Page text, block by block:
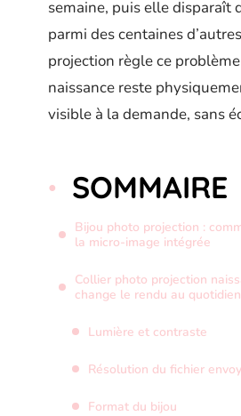
semaine, puis elle disparaît
parmi des centaines
projection règle ce
naissance reste
visible à la demande, sans
SOMMAIRE
Bijou photo projection :
la micro-image intégrée
Collier photo projection
change le rendu au quotidien
Lumière et contraste
Résolution du fichier
Format du bijou